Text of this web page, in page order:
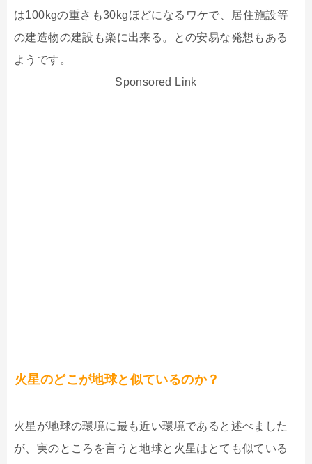
は100kgの重さも30kgほどになるワケで、居住施設等
の建造物の建設も楽に出来る。との安易な発想もある
ようです。
Sponsored Link
火星のどこが地球と似ているのか？
火星が地球の環境に最も近い環境であると述べました
が、実のところを言うと地球と火星はとても似ている